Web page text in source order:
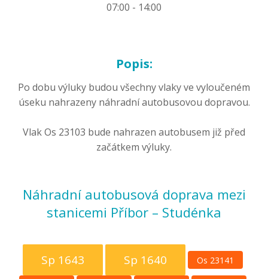
07:00 - 14:00
Popis:
Po dobu výluky budou všechny vlaky ve vyloučeném
úseku nahrazeny náhradní autobusovou dopravou.
Vlak Os 23103 bude nahrazen autobusem již před
začátkem výluky.
Náhradní autobusová doprava mezi
stanicemi Příbor – Studénka
Sp 1643 Sp 1640 Os 23141